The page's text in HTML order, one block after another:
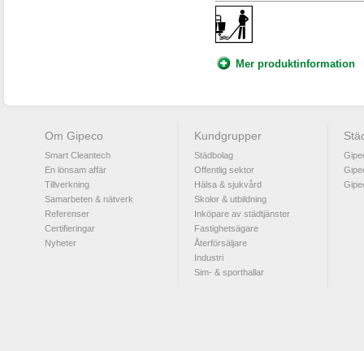
Mer produktinformation
Om Gipeco
Smart Cleantech
En lönsam affär
Tillverkning
Samarbeten & nätverk
Referenser
Certifieringar
Nyheter
Kundgrupper
Städbolag
Offentlig sektor
Hälsa & sjukvård
Skolor & utbildning
Inköpare av städtjänster
Fastighetsägare
Återförsäljare
Industri
Sim- & sporthallar